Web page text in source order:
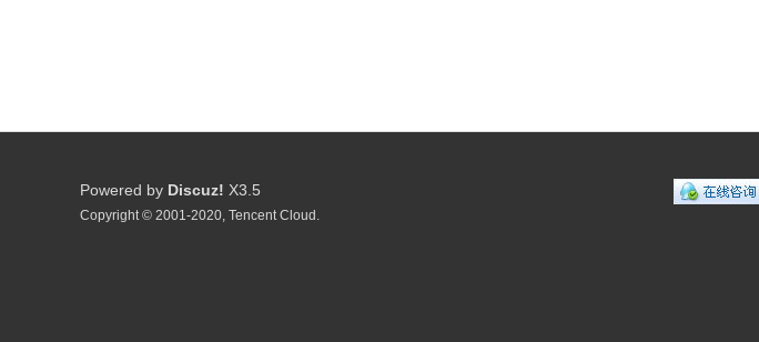
Powered by Discuz! X3.5
Copyright © 2001-2020, Tencent Cloud.